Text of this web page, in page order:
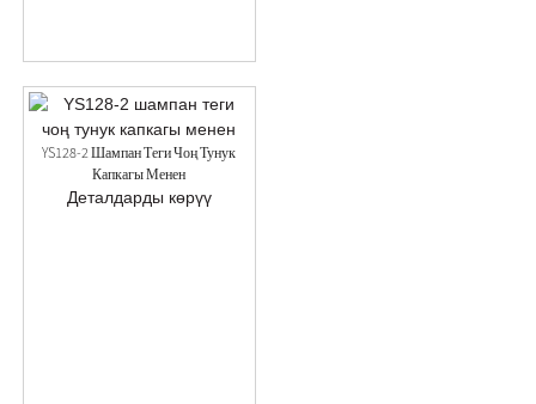
YS128-2 Шампан Теги Чоң Тунук
Капкагы Менен
Деталдарды көрүү